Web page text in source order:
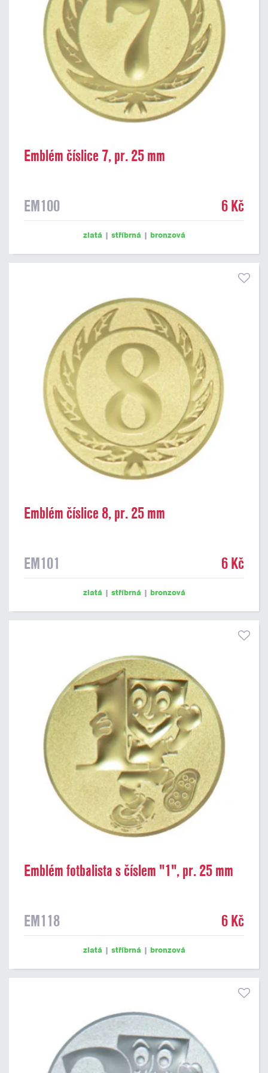
Emblém číslice 7, pr. 25 mm
EM100 6 Kč
zlatá | stříbrná | bronzová
Emblém číslice 8, pr. 25 mm
EM101 6 Kč
zlatá | stříbrná | bronzová
Emblém fotbalista s číslem "1", pr. 25 mm
EM118 6 Kč
zlatá | stříbrná | bronzová